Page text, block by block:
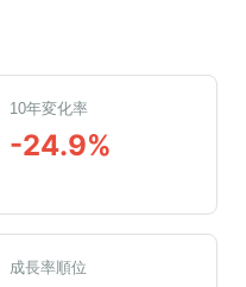
10年変化率
-24.9%
成長率順位